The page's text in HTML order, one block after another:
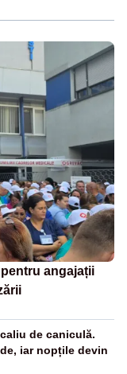
angajații
de caniculă.
iar nopțile devin